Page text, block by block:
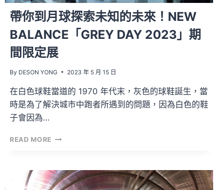
節
的
來
帶你到月球探索未知的未來！NEW
BALANCE「GREY DAY 2023」期
間限定展
By DESON YONG 2023 年 5 月 15 日
在白色球鞋當道的 1970 年代末，灰色的球鞋誕生，當
時是為了解決城市中跑者所遇到的問題，因為白色的鞋
子會因為…
READ MORE
球
探